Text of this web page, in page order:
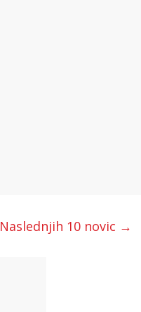
Naslednjih 10 novic →